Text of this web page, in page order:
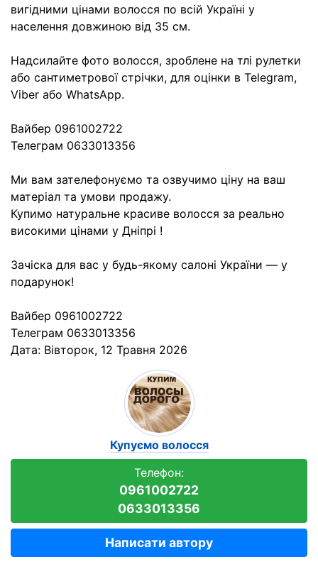
вигідними цінами волосся по всій Україні у
населення довжиною від 35 см.
Надсилайте фото волосся, зроблене на тлі рулетки
або сантиметрової стрічки, для оцінки в Telegram,
Viber або WhatsApp.
Вайбер 0961002722
Телеграм 0633013356
Ми вам зателефонуємо та озвучимо ціну на ваш
матеріал та умови продажу.
Купимо натуральне красиве волосся за реально
високими цінами у Дніпрі !
Зачіска для вас у будь-якому салоні України — у
подарунок!
Вайбер 0961002722
Телеграм 0633013356
Дата: Вівторок, 12 Травня 2026
Купуємо волосся
Телефон:
0961002722
0633013356
Написати автору